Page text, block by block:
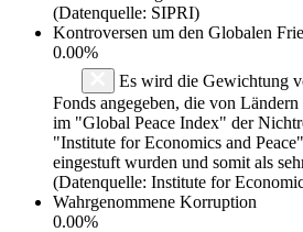
(Datenquelle: SIPRI)
Kontroversen um den Globalen
0.00%
Es wird die Gewichtung
Fonds angegeben, die von
im "Global Peace Index" der
"Institute for Economics and
eingestuft wurden und somit als
(Datenquelle: Institute for
Wahrgenommene Korruption
0.00%